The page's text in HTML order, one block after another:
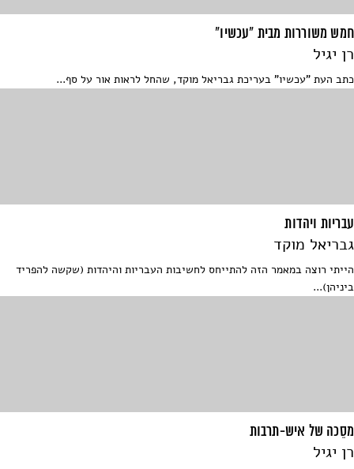
חמש משוררות מבית "עכשיו"
רן יגיל
כתב העת "עכשיו" בעריכת גבריאל מוקד, שהחל לראות אור על סף...
עבריות ויהדות
גבריאל מוקד
הייתי רוצה במאמר הזה להתייחס לחשיבות העבריות והיהדות (שקשה להפריד
ביניהן)...
מסֵכה של איש-תרבות
רן יגיל